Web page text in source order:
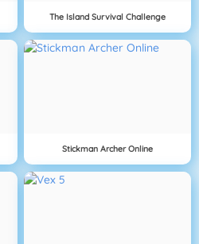
The Island Survival Challenge
Stickman Archer Online